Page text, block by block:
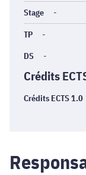
Stage -
TP -
DS -
Crédits
Crédits ECTS 1.0